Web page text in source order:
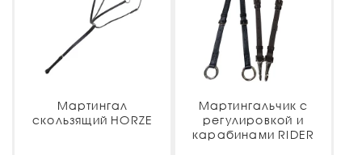
Мартингал
скользящий HORZE
Мартингальчик с
регулировкой и
карабинами RIDER